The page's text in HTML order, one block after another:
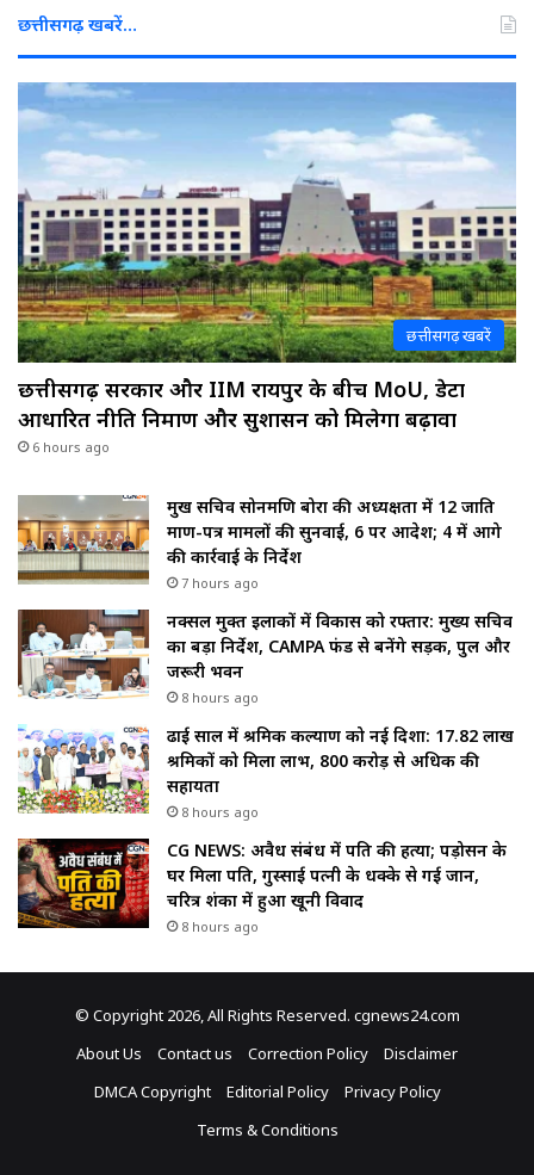
छत्तीसगढ़ खबरें…
छत्तीसगढ़ खबरें
छत्तीसगढ़ सरकार और IIM रायपुर के बीच MoU, डेटा
आधारित नीति निर्माण और सुशासन को मिलेगा बढ़ावा
6 hours ago
प्रमुख सचिव सोनमणि बोरा की अध्यक्षता में 12 जाति
प्रमाण-पत्र मामलों की सुनवाई, 6 पर आदेश; 4 में आगे
की कार्रवाई के निर्देश
7 hours ago
नक्सल मुक्त इलाकों में विकास को रफ्तार: मुख्य सचिव
का बड़ा निर्देश, CAMPA फंड से बनेंगे सड़क, पुल और
जरूरी भवन
8 hours ago
ढाई साल में श्रमिक कल्याण को नई दिशा: 17.82 लाख
श्रमिकों को मिला लाभ, ₹800 करोड़ से अधिक की
सहायता
8 hours ago
CG NEWS: अवैध संबंध में पति की हत्या; पड़ोसन के
घर मिला पति, गुस्साई पत्नी के धक्के से गई जान,
चरित्र शंका में हुआ खूनी विवाद
8 hours ago
© Copyright 2026, All Rights Reserved. cgnews24.com
About Us
Contact us Correction Policy
Disclaimer
DMCA Copyright
Editorial Policy
Privacy Policy
Terms & Conditions